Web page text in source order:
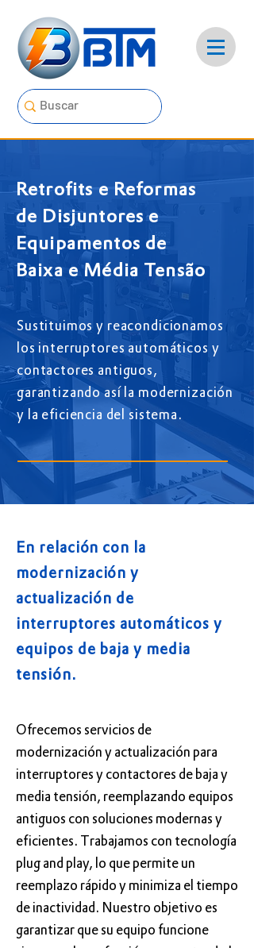
Retrofits e Reformas
de Disjuntores e
Equipamentos de
Baixa e Média Tensão
Sustituimos y reacondicionamos
los interruptores automáticos y
contactores antiguos,
garantizando así la modernización
y la eficiencia del sistema.
En relación con la
modernización y
actualización de
interruptores automáticos y
equipos de baja y media
tensión.
Ofrecemos servicios de
modernización y actualización para
interruptores y contactores de baja y
media tensión, reemplazando equipos
antiguos con soluciones modernas y
eficientes. Trabajamos con tecnología
plug and play, lo que permite un
reemplazo rápido y minimiza el tiempo
de inactividad. Nuestro objetivo es
garantizar que su equipo funcione